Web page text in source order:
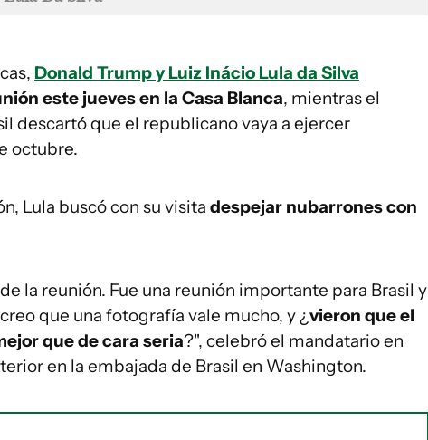
Donald Trump y Luiz Inácio Lula da Silva
este jueves en la Casa Blanca, mientras el
descartó que el republicano vaya a ejercer
octubre.
Lula buscó con su visita despejar nubarrones con
la reunión. Fue una reunión importante para Brasil y
que una fotografía vale mucho, y ¿vieron que el
que de cara seria?", celebró el mandatario en
en la embajada de Brasil en Washington.